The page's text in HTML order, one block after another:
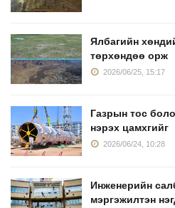
Ялбагийн
төрхөндөө орж
2026/06/25, 15:17
Газрын тос
нэрэх цамхгийг
2026/06/24, 10:28
Инженерийн
мэргэжилтэн